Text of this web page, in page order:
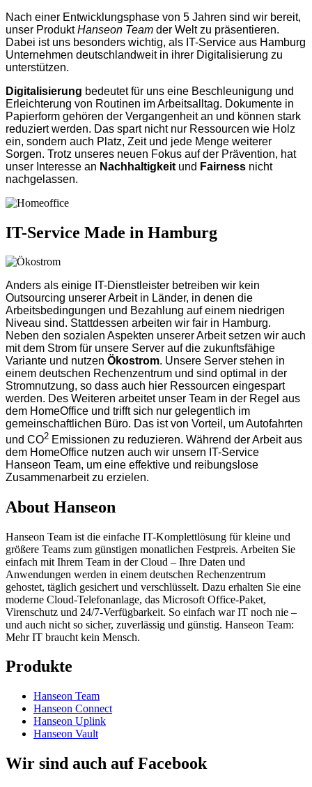
Nach einer Entwicklungsphase von 5 Jahren sind wir bereit,
unser ProduktHanseon Team der Welt zu präsentieren.
Dabei ist uns besonders wichtig, als IT-Service aus Hamburg
Unternehmen deutschlandweit in ihrer Digitalisierung zu
unterstützen.
Digitalisierung bedeutet für uns eine Beschleunigung und
Erleichterung von Routinen im Arbeitsalltag. Dokumente in
Papierform gehören der Vergangenheit an und können stark
reduziert werden. Das spart nicht nur Ressourcen wie Holz
ein, sondern auch Platz, Zeit und jede Menge weiterer
Sorgen. Trotz unseres neuen Fokus auf der Prävention, hat
unser Interesse an Nachhaltigkeit und Fairness nicht
nachgelassen.
IT-Service Made in Hamburg
Anders als einige IT-Dienstleister betreiben wir kein
Outsourcing unserer Arbeit in Länder, in denen die
Arbeitsbedingungen und Bezahlung auf einem niedrigen
Niveau sind. Stattdessen arbeiten wir fair in Hamburg.
Neben den sozialen Aspekten unserer Arbeit setzen wir auch
mit dem Strom für unsere Server auf die zukunftsfähige
Variante und nutzen Ökostrom. Unsere Server stehen in
einem deutschen Rechenzentrum und sind optimal in der
Stromnutzung, so dass auch hier Ressourcen eingespart
werden. Des Weiteren arbeitet unser Team in der Regel aus
dem HomeOffice und trifft sich nur gelegentlich im
gemeinschaftlichen Büro. Das ist von Vorteil, um Autofahrten
und CO2 Emissionen zu reduzieren. Während der Arbeit aus
dem HomeOffice nutzen auch wir unsern IT-Service
Hanseon Team, um eine effektive und reibungslose
Zusammenarbeit zu erzielen.
About Hanseon
Hanseon Team ist die einfache IT-Komplettlösung für kleine und
größere Teams zum günstigen monatlichen Festpreis. Arbeiten Sie
einfach mit Ihrem Team in der Cloud – Ihre Daten und
Anwendungen werden in einem deutschen Rechenzentrum
gehostet, täglich gesichert und verschlüsselt. Dazu erhalten Sie eine
moderne Cloud-Telefonanlage, das Microsoft Office-Paket,
Virenschutz und 24/7-Verfügbarkeit. So einfach war IT noch nie –
und auch nicht so sicher, zuverlässig und günstig. Hanseon Team:
Mehr IT braucht kein Mensch.
Produkte
Hanseon Team
Hanseon Connect
Hanseon Uplink
Hanseon Vault
Wir sind auch auf Facebook